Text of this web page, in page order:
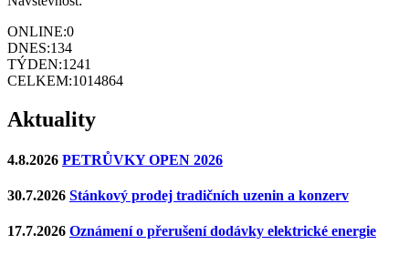
ONLINE:0
DNES:134
TÝDEN:1241
CELKEM:1014864
Aktuality
4.8.2026 PETRŮVKY OPEN 2026
30.7.2026 Stánkový prodej tradičních uzenin a konzerv
17.7.2026 Oznámení o přerušení dodávky elektrické energie